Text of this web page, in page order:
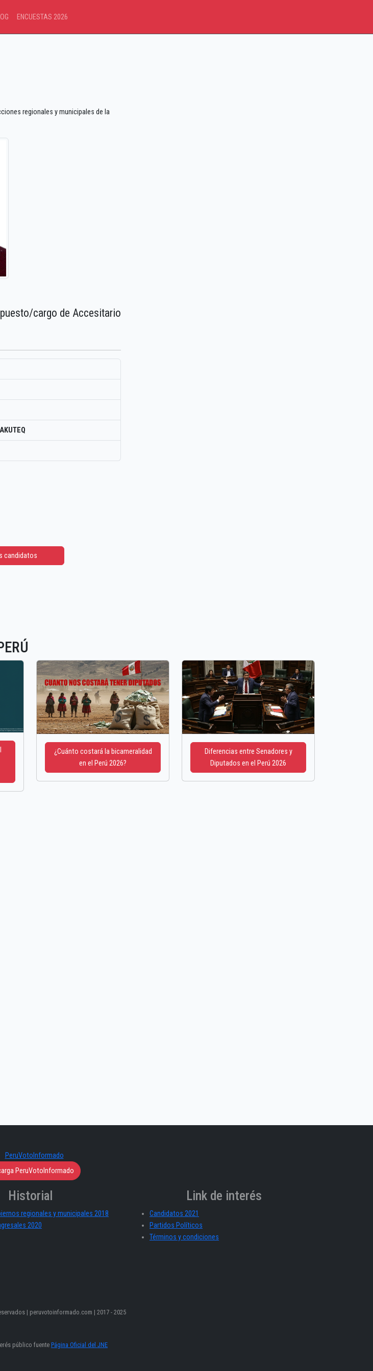
ENCUESTAS 2026
regionales y municipales de la
cargo de Accesitario
candidatos
¿Cuánto costará la bicameralidad
en el Perú 2026?
Diferencias entre Senadores y
Diputados en el Perú 2026
PeruVotoInformado
Historial
regionales y municipales 2018
2020
Link de interés
Candidatos 2021
Partidos Políticos
Términos y condiciones
| peruvotoinformado.com | 2017 - 2025
público fuente Página Oficial del JNE